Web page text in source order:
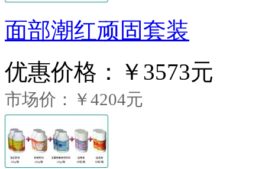
面部潮红顽固套装
优惠价格：
￥3573元
市场价：￥4204元